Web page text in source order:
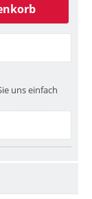
uns einfach